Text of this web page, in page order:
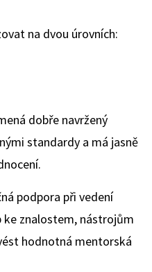
na dvou úrovních:
dobře navržený
standardy a má jasně
podpora při vedení
znalostem, nástrojům
hodnotná mentorská